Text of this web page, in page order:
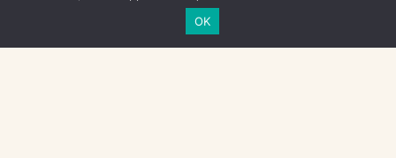
NOS SOUTIENS
OK